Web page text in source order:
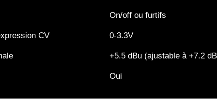
On/off ou furtifs
CV 0-3.3V
+5.5 dBu (ajustable à +7.2
Oui